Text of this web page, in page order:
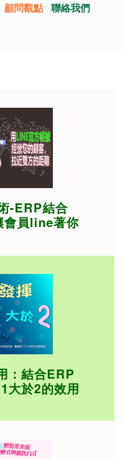
顧問觀點 聯絡我們
-ERP結合
會員line著你
：結合ERP
大於2的效用